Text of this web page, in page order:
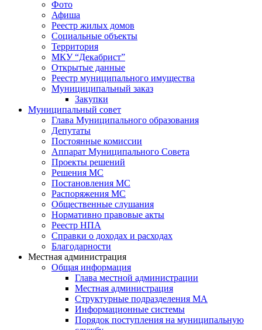
Фото
Афиша
Реестр жилых домов
Социальные объекты
Территория
МКУ “Декабрист”
Открытые данные
Реестр муниципального имущества
Мунициципальный заказ
Закупки
Муниципальный совет
Глава Муниципального образования
Депутаты
Постоянные комиссии
Аппарат Муниципального Совета
Проекты решений
Решения МС
Постановления МС
Распоряжения МС
Общественные слушания
Нормативно правовые акты
Реестр НПА
Справки о доходах и расходах
Благодарности
Местная администрация
Общая информация
Глава местной администрации
Местная администрация
Структурные подразделения МА
Информационные системы
Порядок поступления на муниципальную